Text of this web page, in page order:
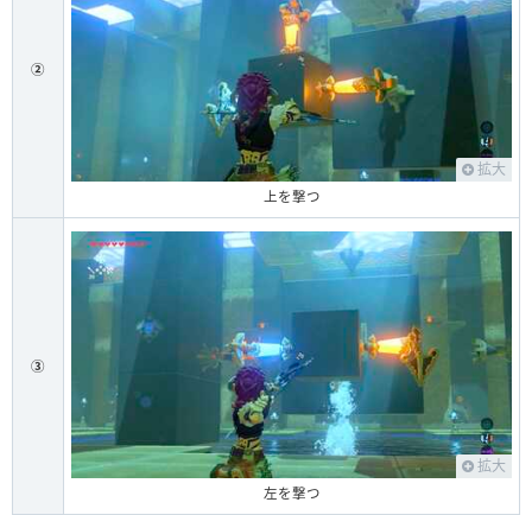
②
拡大
上を撃つ
③
拡大
左を撃つ